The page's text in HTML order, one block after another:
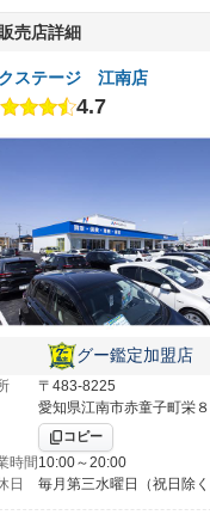
販売店詳細
ステージ 江南店
4.7
グー鑑定加盟店
〒483-8225
愛知県江南市赤童子町栄８
コピー
時間10:00～20:00
日
毎月第三水曜日（祝日除